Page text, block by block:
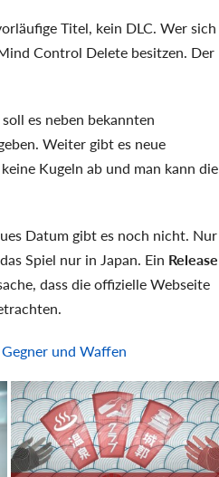
Titel, kein DLC. Wer sich
Control Delete besitzen. Der
es neben bekannten
Weiter gibt es neue
Kugeln ab und man kann die
Datum gibt es noch nicht. Nur
Spiel nur in Japan. Ein Release
dass die offizielle Webseite
und Waffen